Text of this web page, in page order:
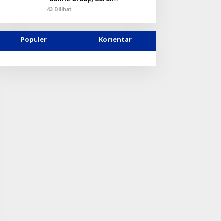
Kejanggalan Vonis Kasus PET
43 Dilihat
Populer Komentar